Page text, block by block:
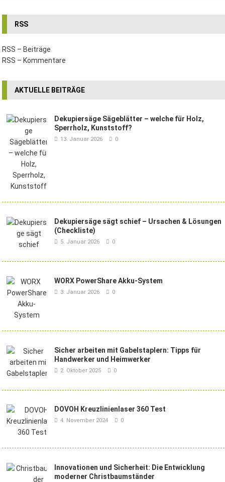
RSS
RSS – Beiträge
RSS – Kommentare
AKTUELLE BEITRÄGE
Dekupiersäge Sägeblätter – welche für Holz,
Sperrholz, Kunststoff?
13. Januar 2026 0
Dekupiersäge sägt schief – Ursachen & Lösungen
(Checkliste)
5. Januar 2026 0
WORX PowerShare Akku-System
3. Januar 2026 0
Sicher arbeiten mit Gabelstaplern: Tipps für
Handwerker und Heimwerker
2. Oktober 2025 0
DOVOH Kreuzlinienlaser 360 Test
4. November 2024 0
Innovationen und Sicherheit: Die Entwicklung
moderner Christbaumständer